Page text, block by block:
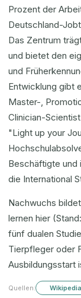
Prozent der
Deutschland-
Das Zentrum
und bietet den
und
Entwicklung gibt
Master-,
Clinician-
"Light up your
Beschäftigte und
die International
Nachwuchs
lernen hier
fünf dualen
Tierpfleger oder
Ausbildungsstart
Quellen: Wikipedia